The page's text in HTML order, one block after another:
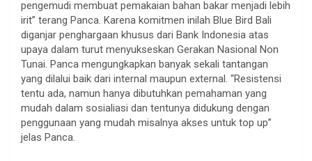
pengemudi membuat pemakaian bahan bakar menjadi lebih
irit” terang Panca. Karena komitmen inilah Blue Bird Bali
diganjar penghargaan khusus dari Bank Indonesia atas
upaya dalam turut menyukseskan Gerakan Nasional Non
Tunai. Panca mengungkapkan banyak sekali tantangan
yang dilalui baik dari internal maupun external. “Resistensi
tentu ada, namun hanya dibutuhkan pemahaman yang
mudah dalam sosialiasi dan tentunya didukung dengan
penggunaan yang mudah misalnya akses untuk top up”
jelas Panca.